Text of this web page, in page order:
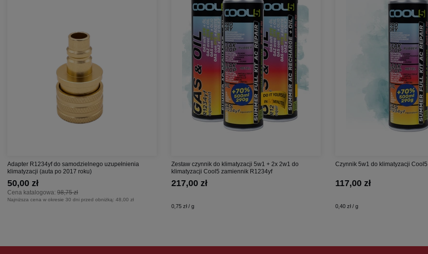
Adapter R1234yf do samodzielnego uzupełnienia
klimatyzacji (auta po 2017 roku)
Cena katalogowa: 98,75 zł
50,00 zł
Najniższa cena w okresie 30 dni przed obniżką: 48,00 zł
Zestaw czynnik do klimatyzacji 5w1 + 2x 2w1 do
klimatyzacji Cool5 zamiennik R1234yf
217,00 zł
0,75 zł / g
Czynnik 5w1 do klimatyzacji
117,00 zł
0,40 zł / g